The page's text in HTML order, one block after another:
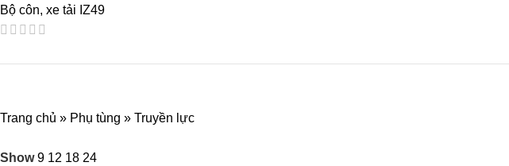
Bộ côn, xe tải IZ49
Trang chủ » Phụ tùng » Truyền lực
Show9 12 18 24